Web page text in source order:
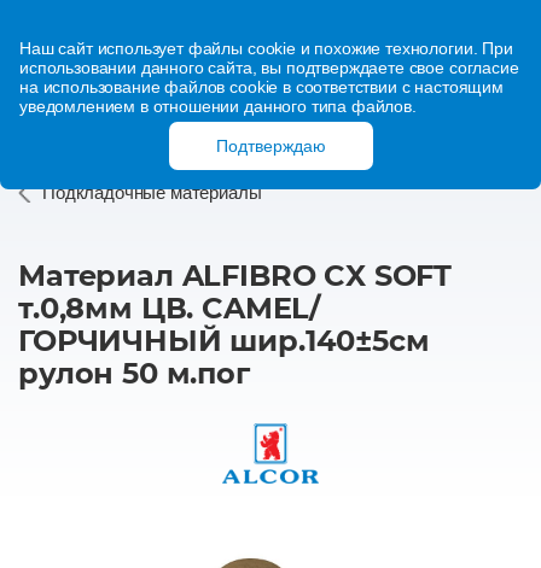
Наш сайт использует файлы cookie и похожие технологии. При
использовании данного сайта, вы подтверждаете свое согласие
на использование файлов cookie в соответствии с настоящим
уведомлением в отношении данного типа файлов.
Подтверждаю
Подкладочные материалы
Материал ALFIBRO CX SOFT
т.0,8мм ЦВ. CAMEL/
ГОРЧИЧНЫЙ шир.140±5см
рулон 50 м.пог